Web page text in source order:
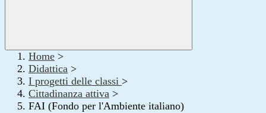
Home >
Didattica >
I progetti delle classi >
Cittadinanza attiva >
FAI (Fondo per l'Ambiente italiano)